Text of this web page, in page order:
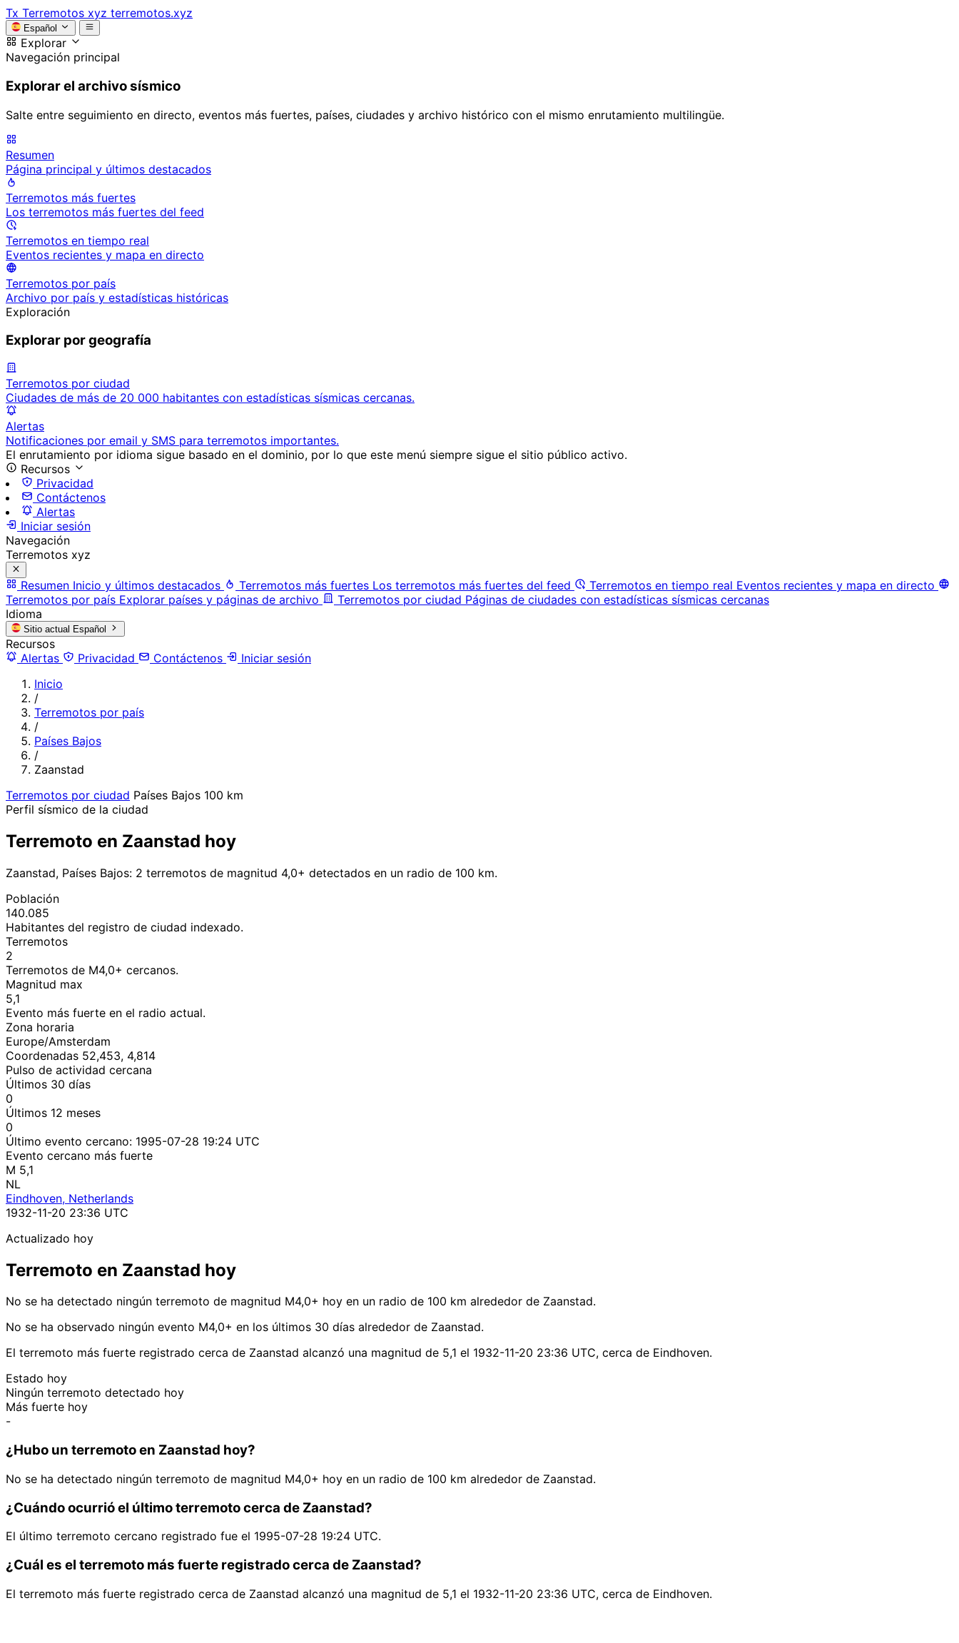
Tx Terremotos xyz terremotos.xyz
Español
Explorar
Navegación principal
Explorar el archivo sísmico
Salte entre seguimiento en directo, eventos más fuertes, países, ciudades y archivo histórico con el mismo enrutamiento multilingüe.
Resumen
Página principal y últimos destacados
Terremotos más fuertes
Los terremotos más fuertes del feed
Terremotos en tiempo real
Eventos recientes y mapa en directo
Terremotos por país
Archivo por país y estadísticas históricas
Exploración
Explorar por geografía
Terremotos por ciudad
Ciudades de más de 20 000 habitantes con estadísticas sísmicas cercanas.
Alertas
Notificaciones por email y SMS para terremotos importantes.
El enrutamiento por idioma sigue basado en el dominio, por lo que este menú siempre sigue el sitio público activo.
Recursos
Privacidad
Contáctenos
Alertas
Iniciar sesión
Navegación
Terremotos xyz
Resumen Inicio y últimos destacados Terremotos más fuertes Los terremotos más fuertes del feed Terremotos en tiempo real Eventos recientes y mapa en directo
Terremotos por país Explorar países y páginas de archivo Terremotos por ciudad Páginas de ciudades con estadísticas sísmicas cercanas
Idioma
Sitio actual Español
Recursos
Alertas
Privacidad Contáctenos
Iniciar sesión
Inicio
/
Terremotos por país
/
Países Bajos
/
Zaanstad
Terremotos por ciudad Países Bajos 100 km
Perfil sísmico de la ciudad
Terremoto en Zaanstad hoy
Zaanstad, Países Bajos: 2 terremotos de magnitud 4,0+ detectados en un radio de 100 km.
Población
140.085
Habitantes del registro de ciudad indexado.
Terremotos
2
Terremotos de M4,0+ cercanos.
Magnitud max
5,1
Evento más fuerte en el radio actual.
Zona horaria
Europe/Amsterdam
Coordenadas 52,453, 4,814
Pulso de actividad cercana
Últimos 30 días
0
Últimos 12 meses
0
Último evento cercano: 1995-07-28 19:24 UTC
Evento cercano más fuerte
M 5,1
NL
Eindhoven, Netherlands
1932-11-20 23:36 UTC
Actualizado hoy
Terremoto en Zaanstad hoy
No se ha detectado ningún terremoto de magnitud M4,0+ hoy en un radio de 100 km alrededor de Zaanstad.
No se ha observado ningún evento M4,0+ en los últimos 30 días alrededor de Zaanstad.
El terremoto más fuerte registrado cerca de Zaanstad alcanzó una magnitud de 5,1 el 1932-11-20 23:36 UTC, cerca de Eindhoven.
Estado hoy
Ningún terremoto detectado hoy
Más fuerte hoy
-
¿Hubo un terremoto en Zaanstad hoy?
No se ha detectado ningún terremoto de magnitud M4,0+ hoy en un radio de 100 km alrededor de Zaanstad.
¿Cuándo ocurrió el último terremoto cerca de Zaanstad?
El último terremoto cercano registrado fue el 1995-07-28 19:24 UTC.
¿Cuál es el terremoto más fuerte registrado cerca de Zaanstad?
El terremoto más fuerte registrado cerca de Zaanstad alcanzó una magnitud de 5,1 el 1932-11-20 23:36 UTC, cerca de Eindhoven.